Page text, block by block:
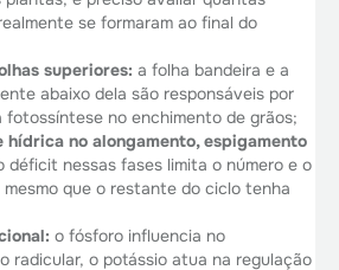
se formaram ao final do
superiores: a folha bandeira e a
abaixo dela são responsáveis por
fotossíntese no enchimento de grãos;
hídrica no alongamento, espigamento
déficit nessas fases limita o número e o
mesmo que o restante do ciclo tenha
o fósforo influencia no
radicular, o potássio atua na regulação